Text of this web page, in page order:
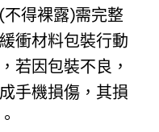
得裸露)需完整
衝材料包裝行動
若因包裝不良，
手機損傷，其損